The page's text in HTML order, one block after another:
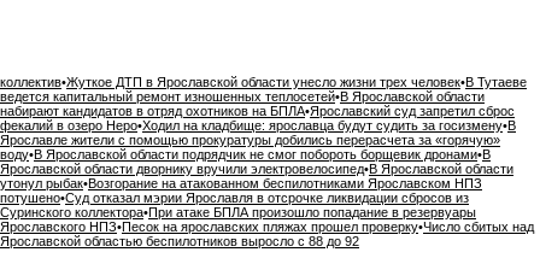
коллектив•Жуткое ДТП в Ярославской области унесло жизни трех человек•В Тутаеве
ведется капитальный ремонт изношенных теплосетей•В Ярославской области
набирают кандидатов в отряд охотников на БПЛА•Ярославский суд запретил сброс
фекалий в озеро Неро•Ходил на кладбище: ярославца будут судить за госизмену•В
Ярославле жители с помощью прокуратуры добились перерасчета за «горячую»
воду•В Ярославской области подрядчик не смог побороть борщевик дронами•В
Ярославской области дворнику вручили электровелосипед•В Ярославской области
утонул рыбак•Возгорание на атакованном беспилотниками Ярославском НПЗ
потушено•Суд отказал мэрии Ярославля в отсрочке ликвидации сбросов из
Суринского коллектора•При атаке БПЛА произошло попадание в резервуары
Ярославского НПЗ•Песок на ярославских пляжах прошел проверку•Число сбитых над
Ярославской областью беспилотников выросло с 88 до 92